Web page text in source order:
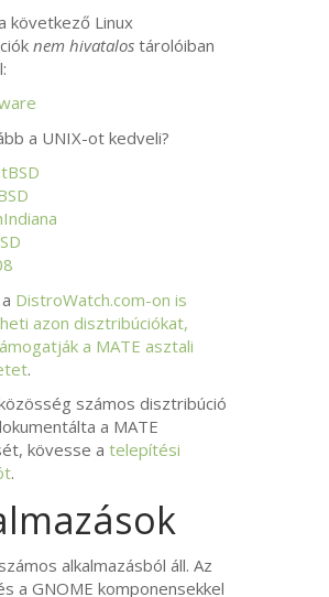
következő Linux
nem hivatalos tárolóiban
a UNIX-ot kedveli?
DistroWatch.com-on is
azon disztribúciókat,
a MATE asztali
.
számos disztribúció
a MATE
kövesse atelepítési
.
számos alkalmazásból áll. Az
aGNOME komponensekkel